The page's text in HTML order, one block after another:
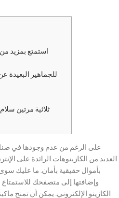
استمتع بمزيد
للجماهير البعيدة
ثلاثية مرتين
على الرغم من عدم وجودها في
العديد من الكازينوهات الرائدة على
بأموال حقيقية بأمان. ما عليك سوى
وإضافتها إلى متصفحك
الكازينو الإلكتروني. يمكن أن تمنح